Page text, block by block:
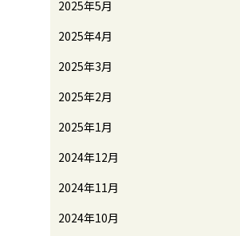
2025年5月
2025年4月
2025年3月
2025年2月
2025年1月
2024年12月
2024年11月
2024年10月